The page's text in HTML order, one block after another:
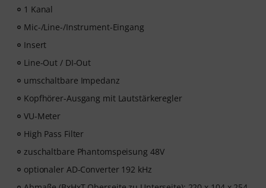
1 Kanal
Mic-/Line-/Instrument-Eingang
Insert
Line-Out / DI-Out
umschaltbare Impedanz
Kopfhörer-Ausgang mit Lautstärkeregler
VU-Meter
High Pass Filter
zuschaltbare Phantomspeisung 48V
optionaler AD-Converter 192 kHz